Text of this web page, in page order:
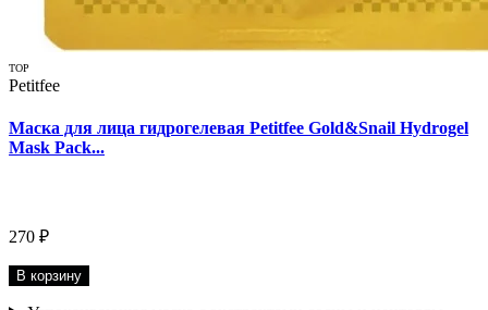
TOP
Petitfee
Маска для лица гидрогелевая Petitfee Gold&Snail Hydrogel
Mask Pack...
270 ₽
В корзину